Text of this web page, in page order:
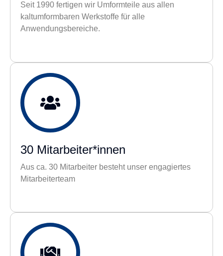
Seit 1990 fertigen wir Umformteile aus allen
kaltumformbaren Werkstoffe für alle
Anwendungsbereiche.
30 Mitarbeiter*innen
Aus ca. 30 Mitarbeiter besteht unser engagiertes
Mitarbeiterteam